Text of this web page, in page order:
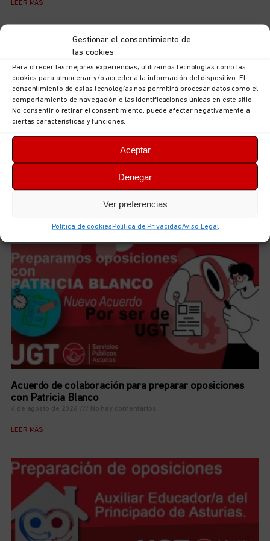
Gestionar el consentimiento de
las cookies
Para ofrecer las mejores experiencias, utilizamos tecnologías como las
cookies para almacenar y/o acceder a la información del dispositivo. El
consentimiento de estas tecnologías nos permitirá procesar datos como el
comportamiento de navegación o las identificaciones únicas en este sitio.
No consentir o retirar el consentimiento, puede afectar negativamente a
ciertas características y funciones.
Aceptar
Denegar
Ver preferencias
Política de cookies Política de PrivacidadAviso Legal
LEER MÁS
Acuerdo para el III Convenio Estatal de Centros y
Servicios Veterinarios
Acuerdo de colaboración para preparar oposiciones
con Patricia Blanco
4 de agosto de 2026 No hay comentarios
LEER MÁS